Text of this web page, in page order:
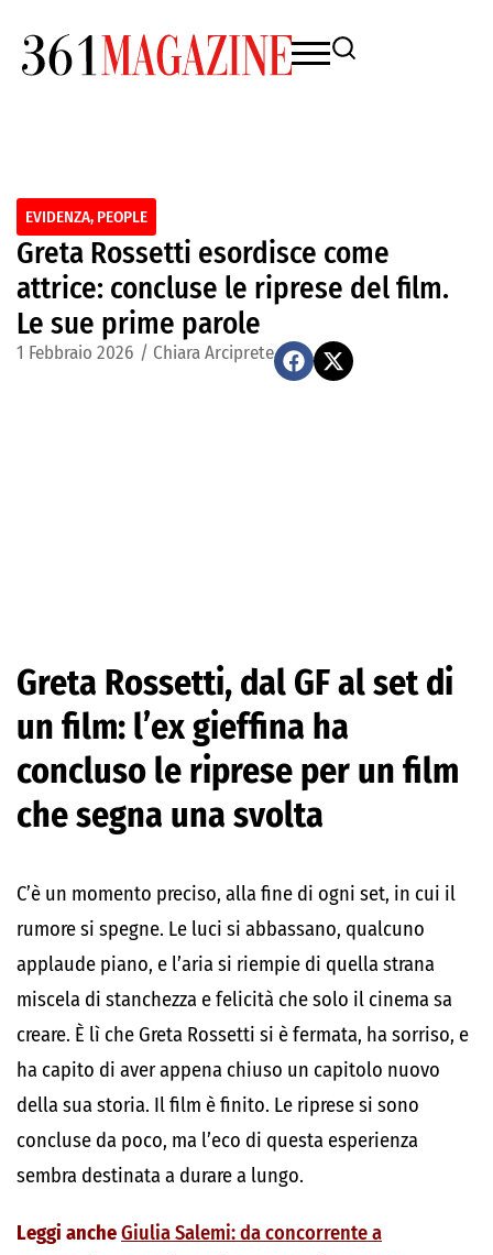
EVIDENZA, PEOPLE
Greta Rossetti esordisce come
attrice: concluse le riprese del film.
Le sue prime parole
1 Febbraio 2026 / Chiara Arciprete
Greta Rossetti, dal GF al set di
un film: l’ex gieffina ha
concluso le riprese per un film
che segna una svolta
C’è un momento preciso, alla fine di ogni set, in cui il
rumore si spegne. Le luci si abbassano, qualcuno
applaude piano, e l’aria si riempie di quella strana
miscela di stanchezza e felicità che solo il cinema sa
creare. È lì che Greta Rossetti si è fermata, ha sorriso, e
ha capito di aver appena chiuso un capitolo nuovo
della sua storia. Il film è finito. Le riprese si sono
concluse da poco, ma l’eco di questa esperienza
sembra destinata a durare a lungo.
Leggi ancheGiulia Salemi: da concorrente a